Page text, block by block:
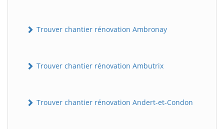
Trouver chantier rénovation Ambronay
Trouver chantier rénovation Ambutrix
Trouver chantier rénovation Andert-et-Condon